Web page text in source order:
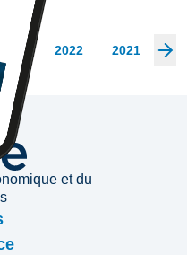
2023 2022 2021
et du